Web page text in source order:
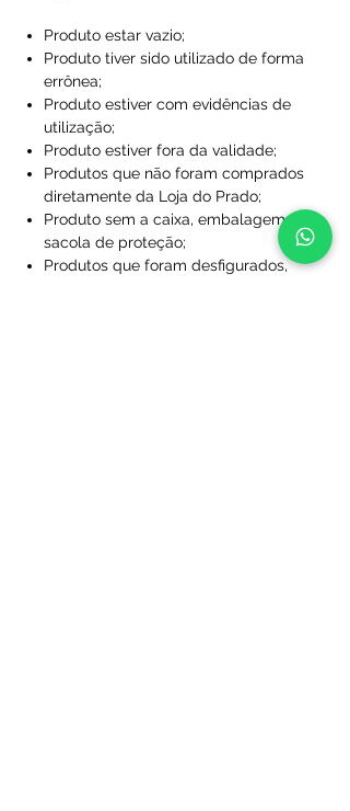
Produto estar vazio;
Produto tiver sido utilizado de forma
errônea;
Produto estiver com evidências de
utilização;
Produto estiver fora da validade;
Produtos que não foram comprados
diretamente da Loja do Prado;
Produto sem a caixa, embalagem ou
sacola de proteção;
Produtos que foram desfigurados,